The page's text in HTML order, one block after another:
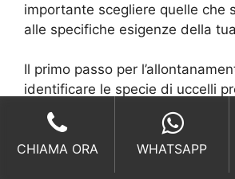
importante scegliere quelle che
alle specifiche esigenze della
Il primo passo per
identificare le specie di uccelli
area. Questo ti aiuterà a
tecniche e attrezzature per
problema. Inoltre, è importante
costo dell’allontanamento dei
CHIAMA ORA WHATSAPP